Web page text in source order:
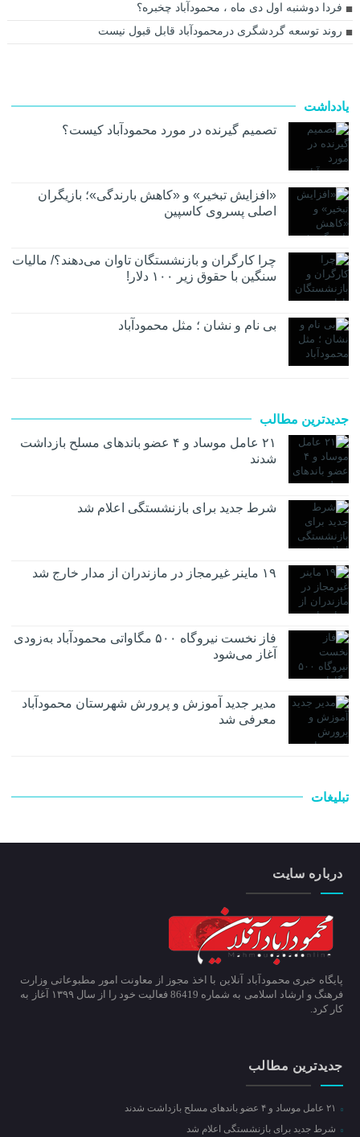
فردا دوشنبه اول دی ماه ، محمودآباد چخبره؟
روند توسعه گردشگری درمحمودآباد قابل قبول نیست
یادداشت
تصمیم گیرنده در مورد محمودآباد کیست؟
«افزایش تبخیر» و «کاهش بارندگی»؛ بازیگران
اصلی پسروی کاسپین
چرا کارگران و بازنشستگان تاوان می‌دهند؟/ مالیات
سنگین با حقوق زیر ۱۰۰ دلار!
بی نام و نشان ؛ مثل محمودآباد
جدیدترین مطالب
۲۱ عامل موساد و ۴ عضو باند‌های مسلح بازداشت
شدند
شرط جدید برای بازنشستگی اعلام شد
۱۹ ماینر غیرمجاز در مازندران از مدار خارج شد
فاز نخست نیروگاه ۵۰۰ مگاواتی محمودآباد به‌زودی
آغاز می‌شود
مدیر جدید آموزش و پرورش شهرستان محمودآباد
معرفی شد
تبلیغات
درباره سایت
پایگاه خبری محمودآباد آنلاین با اخذ مجوز از معاونت امور مطبوعاتی وزارت
فرهنگ و ارشاد اسلامی به شماره 86419 فعالیت خود را از سال ۱۳۹۹ آغاز به
کار کرد.
جدیدترین مطالب
شرط جدید برای بازنشستگی اعلام شد